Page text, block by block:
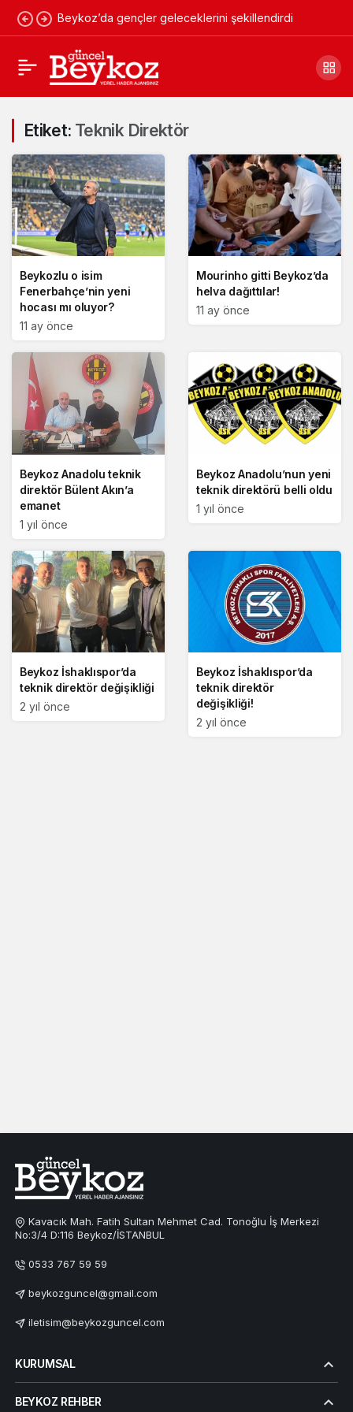
Beykoz’da gençler geleceklerini şekillendirdi
Etiket: Teknik Direktör
Beykozlu o isim
Fenerbahçe’nin yeni
hocası mı oluyor?
11 ay önce
Mourinho gitti Beykoz’da
helva dağıttılar!
11 ay önce
Beykoz Anadolu teknik
direktör Bülent Akın’a
emanet
1 yıl önce
Beykoz Anadolu’nun yeni
teknik direktörü belli oldu
1 yıl önce
Beykoz İshaklıspor’da
teknik direktör değişikliği
2 yıl önce
Beykoz İshaklıspor’da
teknik direktör
değişikliği!
2 yıl önce
Kavacık Mah. Fatih Sultan Mehmet Cad. Tonoğlu İş Merkezi
No:3/4 D:116 Beykoz/İSTANBUL
0533 767 59 59
beykozguncel@gmail.com
iletisim@beykozguncel.com
KURUMSAL
BEYKOZ REHBER